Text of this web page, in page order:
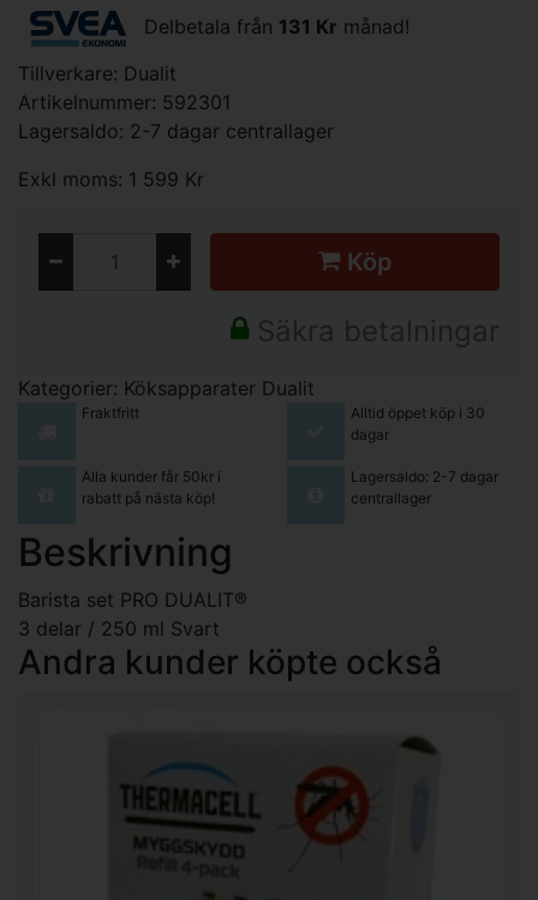
Delbetala från 131 Kr månad!
Tillverkare: Dualit
Artikelnummer: 592301
Lagersaldo: 2-7 dagar centrallager
Exkl moms: 1 599 Kr
Köp
Säkra betalningar
Kategorier: Köksapparater Dualit
Fraktfritt
Alltid öppet köp i 30
dagar
Alla kunder får 50kr i
rabatt på nästa köp!
Lagersaldo: 2-7 dagar
centrallager
Beskrivning
Barista set PRO DUALIT®
3 delar / 250 ml Svart
Andra kunder köpte också